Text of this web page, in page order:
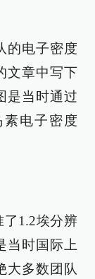
的电子密度
文章中写下
是当时通过
电子密度
了1.2埃分辨
当时国际上
大多数团队